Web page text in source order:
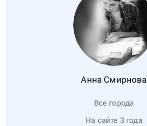
Анна Смирнова
Все города
На сайте 3 года